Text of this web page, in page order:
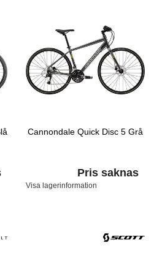
Cannondale Quick Disc 5 Grå
Pris saknas
Visa lagerinformation